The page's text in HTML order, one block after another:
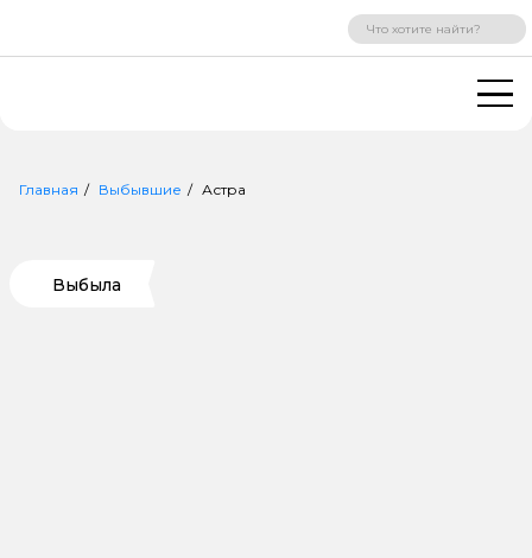
ВХОД РЕГИСТРАЦИЯ
Главная Выбывшие Астра
Выбыла